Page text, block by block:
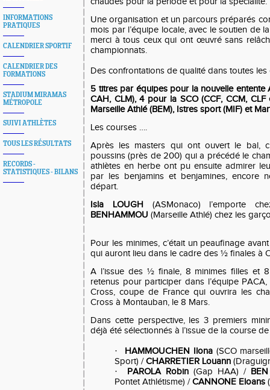
INFORMATIONS
PRATIQUES
CALENDRIER SPORTIF
CALENDRIER DES
FORMATIONS
STADIUM MIRAMAS
MÉTROPOLE
SUIVI ATHLÈTES
TOUS LES RÉSULTATS
RECORDS -
STATISTIQUES - BILANS
Une organisation et un parcours préparés
mois par l’équipe locale, avec le soutien de
merci à tous ceux qui ont œuvré sans
championnats.
Des confrontations de qualité dans toutes les
5 titres par équipes pour la nouvelle entente
CAH, CLM), 4 pour la SCO (CCF, CCM,
Marseille Athlé (BEM), Istres sport (MIF) et
Les courses ….
Après les masters qui ont ouvert le bal,
poussins (près de 200) qui a précédé le
athlètes en herbe ont pu ensuite admirer
par les benjamins et benjamines, encore
départ.
Isla LOUGH (ASMonaco)
BENHAMMOU (Marseille Athlé) chez les
Pour les minimes, c’était un peaufinage
qui auront lieu dans le cadre des ½ finales à
A l’issue des ½ finale, 8 minimes filles et
retenus pour participer dans l’équipe
Cross, coupe de France qui ouvrira les
Cross à Montauban, le 8 Mars.
Dans cette perspective, les 3 premiers
déjà été sélectionnés à l’issue de la course
· HAMMOUCHEN Ilona(SCO
Sport) /CHARRETIER Louann
· PAROLA Robin (Gap HAA) /
Pontet Athlétisme) /CANNONE Eloans